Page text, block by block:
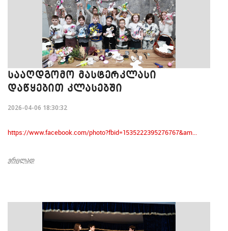
ᲡᲐᲐᲦᲓᲒᲝᲛᲝ ᲛᲐᲡᲢᲔᲠᲙᲚᲐᲡᲘ
ᲓᲐᲬᲧᲔᲑᲘᲗ ᲙᲚᲐᲡᲔᲑᲨᲘ
2026-04-06 18:30:32
https://www.facebook.com/photo?fbid=1535222395276767&am...
ᲕᲠᲪᲚᲐᲓ